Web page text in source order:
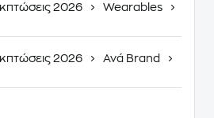
2026
Wearables
2026
Ανά Brand